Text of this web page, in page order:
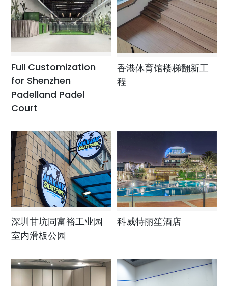
Full Customization
for Shenzhen
Padelland Padel
Court
香港体育馆楼梯翻新工
程
深圳甘坑同富裕工业园
室内滑板公园
科威特丽笙酒店